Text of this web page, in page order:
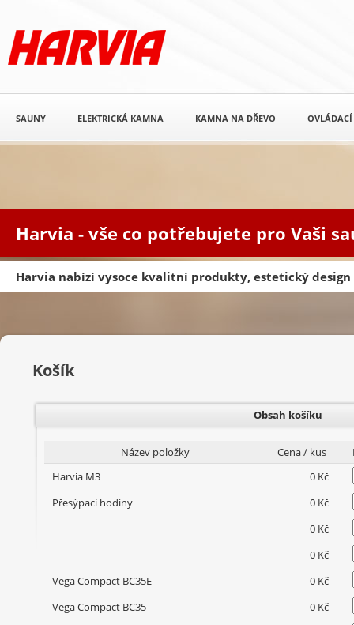
Harvia - vše co potřebujete pro Vaši
Harvia nabízí vysoce kvalitní produkty, estetický design
SAUNY ELEKTRICKÁ KAMNA KAMNA NA DŘEVO OVLÁDACÍ
Košík
Obsah košíku
Název položky Cena / kus
Harvia M3
0 Kč
Přesýpací hodiny
0 Kč
0 Kč
0 Kč
Vega Compact BC35E
0 Kč
Vega Compact BC35
0 Kč